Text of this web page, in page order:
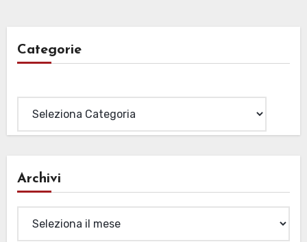
Categorie
Archivi